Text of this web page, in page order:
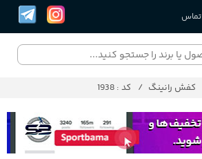
تماس
کفش رانینگ کد : 1938